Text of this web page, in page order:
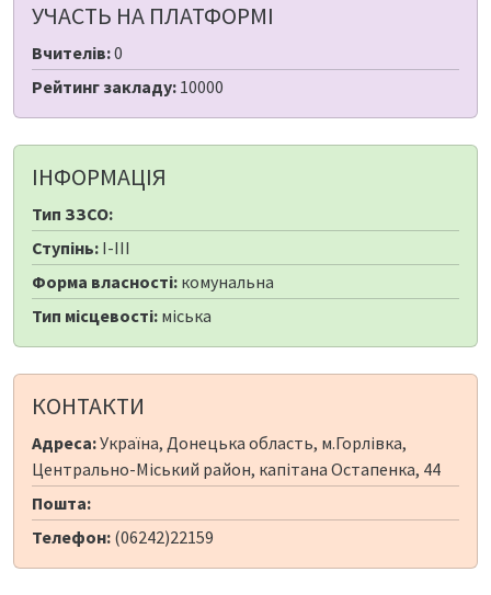
УЧАСТЬ НА ПЛАТФОРМІ
Вчителів:0
Рейтинг закладу: 10000
ІНФОРМАЦІЯ
Тип ЗЗСО:
Ступінь: I-III
Форма власності: комунальна
Тип місцевості: міська
КОНТАКТИ
Адреса:Україна, Донецька область, м.Горлівка,
Центрально-Міський район, капітана Остапенка, 44
Пошта:
Телефон: (06242)22159